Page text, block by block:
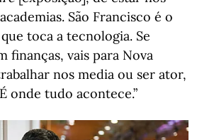
São Francisco é o
toca a tecnologia. Se
finanças, vais para Nova
nos media ou ser ator,
onde tudo acontece.”